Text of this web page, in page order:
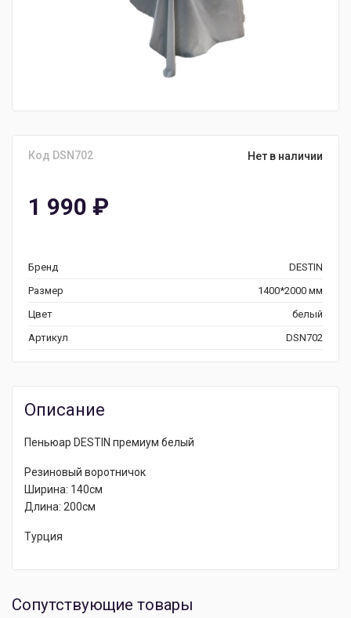
Код DSN702 Нет в наличии
1 990 ₽
Бренд
DESTIN
Размер
1400*2000 мм
Цвет
белый
Артикул
DSN702
Описание
Пеньюар DESTIN премиум белый
Резиновый воротничок
Ширина: 140см
Длина: 200см
Турция
Сопутствующие товары